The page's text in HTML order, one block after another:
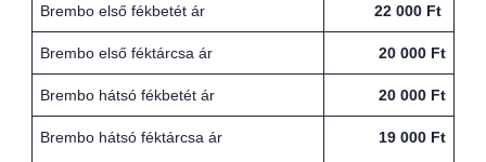
Brembo első fékbetét ár 22 000 Ft
Brembo első féktárcsa ár 20 000 Ft
Brembo hátsó fékbetét ár 20 000 Ft
Brembo hátsó féktárcsa ár 19 000 Ft